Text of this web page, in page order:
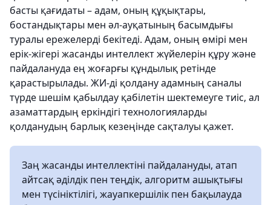
басты қағидаты – адам, оның құқықтары,
бостандықтары мен әл-ауқатының басымдығы
туралы ережелерді бекітеді. Адам, оның өмірі мен
ерік-жігері жасанды интеллект жүйелерін құру және
пайдалануда ең жоғарғы құндылық ретінде
қарастырылады. ЖИ-ді қолдану адамның саналы
түрде шешім қабылдау қабілетін шектемеуге тиіс, ал
азаматтардың еркіндігі технологияларды
қолданудың барлық кезеңінде сақталуы қажет.
Заң жасанды интеллектіні пайдалануды, атап
айтсақ әділдік пен теңдік, алгоритм ашықтығы
мен түсініктілігі, жауапкершілік пен бақылауда